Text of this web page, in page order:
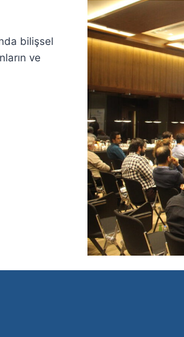
bilişsel
ve